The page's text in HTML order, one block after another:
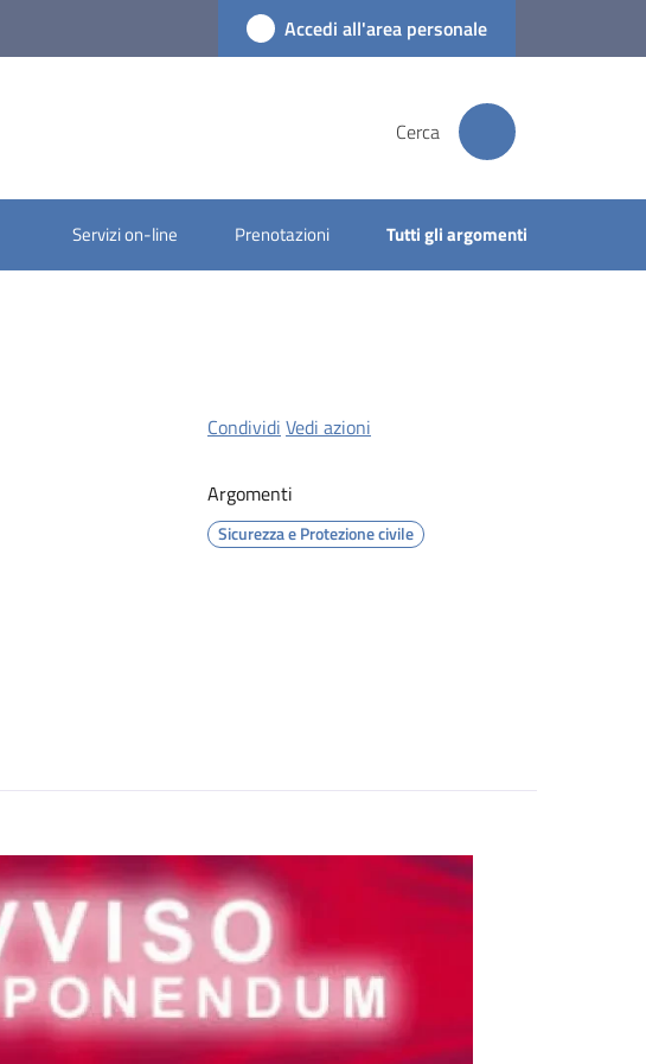
Accedi all'area personale
Cerca
Servizi on-line Prenotazioni Tutti gli argomenti
Condividi Vedi azioni
Argomenti
Sicurezza e Protezione civile